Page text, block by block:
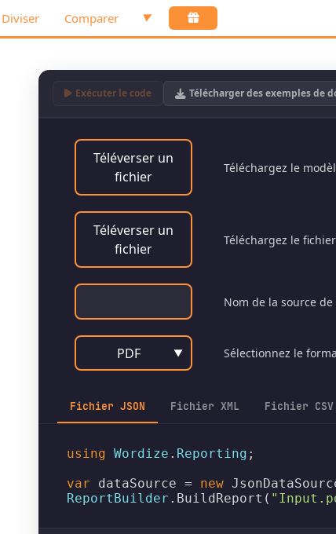
Diviser Comparer ▼
Exécuter le code Télécharger des exemples de
Téléverser un
fichier
Téléchargez le
Téléverser un
fichier
Téléchargez le
Nom de la source de
PDF ▼ Sélectionnez le
Fichier JSON Fichier XML Fichier CSV
using Wordize . Reporting ;
var dataSource = new
ReportBuilder . BuildReport (